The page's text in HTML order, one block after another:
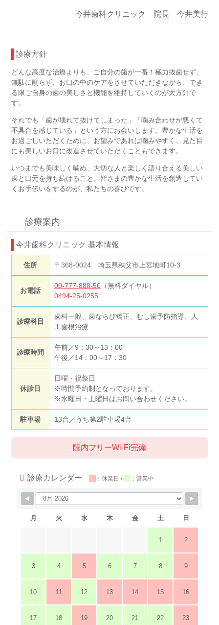
今井歯科クリニック 院長 今井美行
診療方針
どんな高度な治療よりも、ご自分の歯が一番！極力抜歯せず、
無駄に削らず、お口の中のケアをさせていただきながら、でき
る限ご自身の歯の美しさと機能を維持していくのが大方針で
す。
それでも「歯が壊れて抜けてしまった」「噛み合わせが悪くて
不具合を感じている」という方にお会いします。豊かな生活を
お過ごしいただくために、お望みであれば噛みやすく、見た目
にも美しいお口に改造させていただくこともできます。
いつまでも美味しく噛め、大切な人と楽しく語り合える美しい
歯と口元を持ち続けること。皆さまの豊かな生活を創造してい
くお手伝いをするのが、私たちの喜びです。
診療案内
今井歯科クリニック 基本情報
住所 〒368-0024 埼玉県秩父市上宮地町10-3
お電話
00-777-888-50（無料ダイヤル）
0494-25-0255
診療科目
歯科一般、歯ならび矯正、むし歯予防指導、人
工歯根治療
診療時間
午前／9：30～13：00
午後／14：00～17：30
休診日
日曜・祝祭日
※時間予約制となっております。
※水曜日・土曜日はお問い合わせください。
駐車場 13台／うち第2駐車場4台
院内フリーWi-Fi完備
診療カレンダー ：休業日 / ：営業中
月 火 水 木 金 土 日
1 2
3 4 5 6 7 8 9
10 11 12 13 14 15 16
17 18 19 20 21 22 23